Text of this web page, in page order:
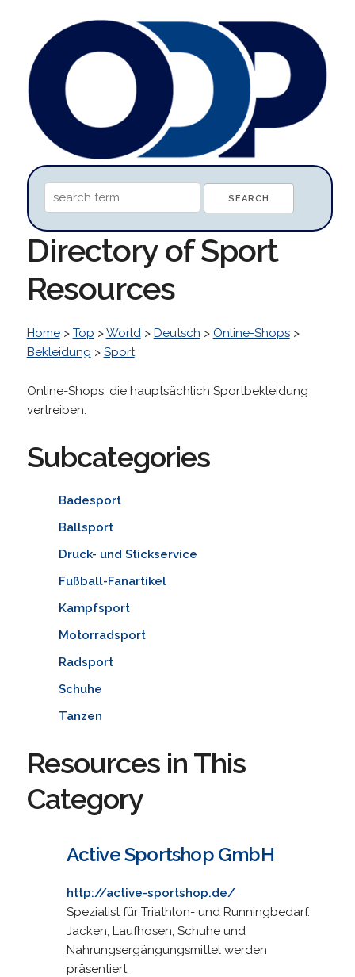
Directory of Sport
Resources
Home> Top >World> Deutsch > Online-Shops>
Bekleidung > Sport
Online-Shops, die hauptsächlich Sportbekleidung
vertreiben.
Subcategories
Badesport
Ballsport
Druck- und Stickservice
Fußball-Fanartikel
Kampfsport
Motorradsport
Radsport
Schuhe
Tanzen
Resources in This
Category
Active Sportshop GmbH
http://active-sportshop.de/
Spezialist für Triathlon- und Runningbedarf.
Jacken, Laufhosen, Schuhe und
Nahrungsergängungsmittel werden
präsentiert.